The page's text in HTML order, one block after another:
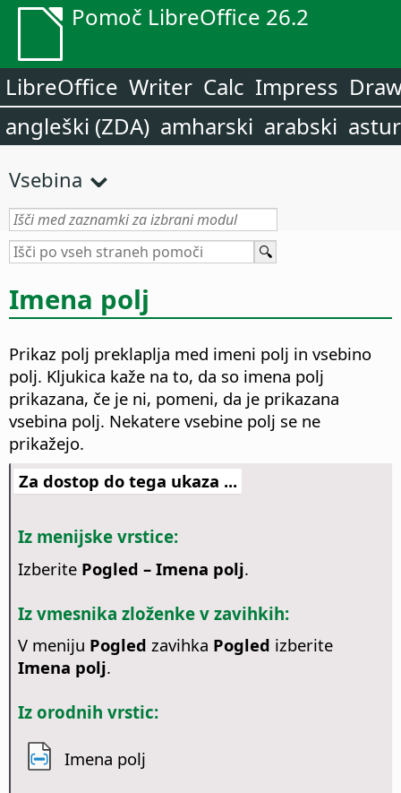
Pomoč LibreOffice 26.2
LibreOffice Writer Calc Impress
angleški (ZDA) amharski arabski
Vsebina
Imena polj
Prikaz polj preklaplja med imeni polj in vsebino
polj. Kljukica kaže na to, da so imena polj
prikazana, če je ni, pomeni, da je prikazana
vsebina polj. Nekatere vsebine polj se ne
prikažejo.
Za dostop do tega ukaza ...
Iz menijske vrstice:
Izberite Pogled – Imena polj.
Iz vmesnika zloženke v zavihkih:
V meniju Pogled zavihka Pogled izberite
Imena polj.
Iz orodnih vrstic:
Imena polj